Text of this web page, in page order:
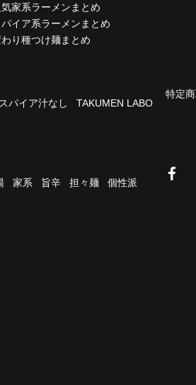
気家系ラーメンまとめ
イア系ラーメンまとめ
わり種つけ麺まとめ
パイア汁なし
TAKUMEN LABO
家系 旨辛 担々麺
個性派
特定